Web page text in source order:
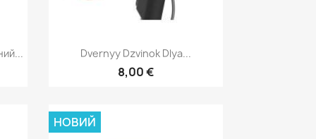
Швидкий перегляд
Dvernyy Dzvinok Dlya...
8,00 €
НОВИЙ